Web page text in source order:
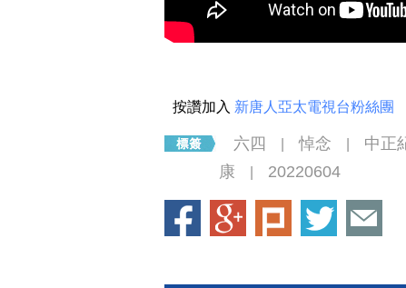
按讚加入 新唐人亞太電視台粉絲團
六四 悼念 中正
康
20220604